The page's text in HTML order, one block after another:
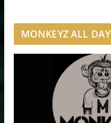
MONKEYZ ALL